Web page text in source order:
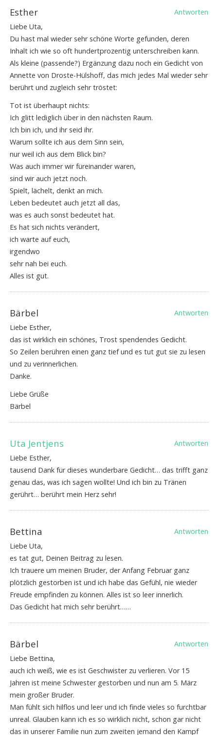
Esther
Antworten
Liebe Uta,
Du hast mal wieder sehr schöne Worte gefunden, deren
Inhalt ich wie so oft hundertprozentig unterschreiben kann.
Als kleine (passende?) Ergänzung dazu noch ein Gedicht von
Annette von Droste-Hülshoff, das mich jedes Mal wieder sehr
berührt und zugleich sehr tröstet:
Tot ist überhaupt nichts:
Ich glitt lediglich über in den nächsten Raum.
Ich bin ich, und ihr seid ihr.
Warum sollte ich aus dem Sinn sein,
nur weil ich aus dem Blick bin?
Was auch immer wir füreinander waren,
sind wir auch jetzt noch.
Spielt, lächelt, denkt an mich.
Leben bedeutet auch jetzt all das,
was es auch sonst bedeutet hat.
Es hat sich nichts verändert,
ich warte auf euch,
irgendwo
sehr nah bei euch.
Alles ist gut.
Bärbel
Antworten
Liebe Esther,
das ist wirklich ein schönes, Trost spendendes Gedicht.
So Zeilen berühren einen ganz tief und es tut gut sie zu lesen
und zu verinnerlichen.
Danke.
Liebe Grüße
Bärbel
Uta Jentjens
Antworten
Liebe Esther,
tausend Dank für dieses wunderbare Gedicht… das trifft ganz
genau das, was ich sagen wollte! Und ich bin zu Tränen
gerührt… berührt mein Herz sehr!
Bettina
Antworten
Liebe Uta,
es tat gut, Deinen Beitrag zu lesen.
Ich trauere um meinen Bruder, der Anfang Februar ganz
plötzlich gestorben ist und ich habe das Gefühl, nie wieder
Freude empfinden zu können. Alles ist so leer innerlich.
Das Gedicht hat mich sehr berührt……
Bärbel
Antworten
Liebe Bettina,
auch ich weiß, wie es ist Geschwister zu verlieren. Vor 15
Jahren ist meine Schwester gestorben und nun am 5. März
mein großer Bruder.
Man fühlt sich hilflos und leer und ich finde vieles so furchtbar
unreal. Glauben kann ich es so wirklich nicht, schon gar nicht
das in unserer Familie nun zum zweiten jemand den Kampf